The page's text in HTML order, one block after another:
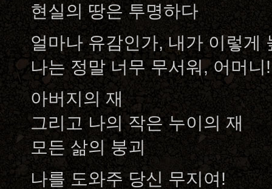
현실의 땅은 투명하다
얼마나 유감인가, 내가 이렇게
나는 정말 너무 무서워, 어머니!
아버지의 재
그리고 나의 작은 누이의 재
모든 삶의 붕괴
나를 도와주 당신 무지여!